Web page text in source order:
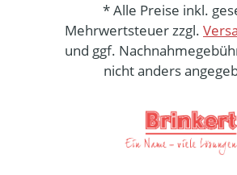
* Alle Preise inkl.
Mehrwertsteuer zzgl.
und ggf.
nicht anders